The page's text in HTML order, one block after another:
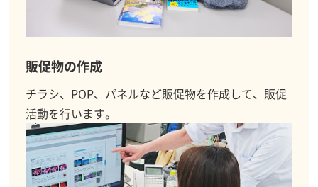
販促物の作成
チラシ、POP、パネルなど販促物を作成して、販促
活動を行います。